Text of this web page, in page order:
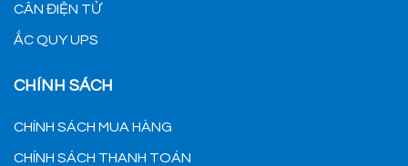
CÂN ĐIỆN TỬ
ẮC QUY UPS
CHÍNH SÁCH
CHÍNH SÁCH MUA HÀNG
CHÍNH SÁCH THANH TOÁN